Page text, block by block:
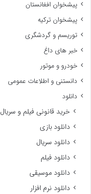
پیشخوان افغانستان
پیشخوان ترکیه
توریسم و گردشگری
خبر های داغ
خودرو و موتور
دانستنی و اطلاعات عمومی
دانلود
خرید قانونی فیلم و سریال
دانلود بازی
دانلود سریال
دانلود فیلم
دانلود موسیقی
دانلود نرم افزار